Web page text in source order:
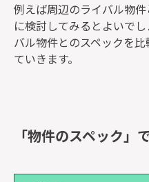
例えば周辺のライバル物
に検討してみるとよいで
バル物件とのスペックを
ていきます。
「物件のスペック」